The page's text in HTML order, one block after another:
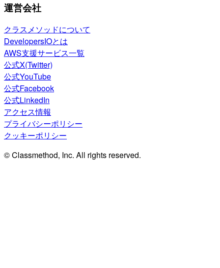
運営会社
クラスメソッドについて
DevelopersIOとは
AWS支援サービス一覧
公式X(Twitter)
公式YouTube
公式Facebook
公式LinkedIn
アクセス情報
プライバシーポリシー
クッキーポリシー
© Classmethod, Inc. All rights reserved.